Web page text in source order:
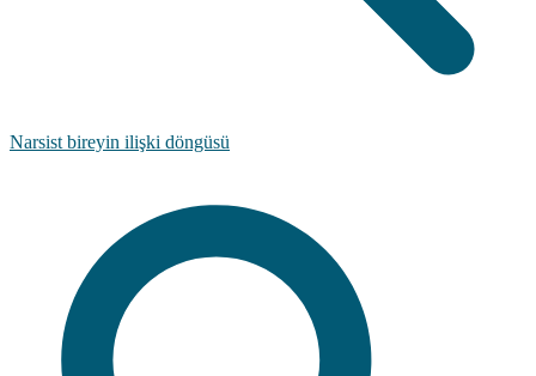
Narsist bireyin ilişki döngüsü